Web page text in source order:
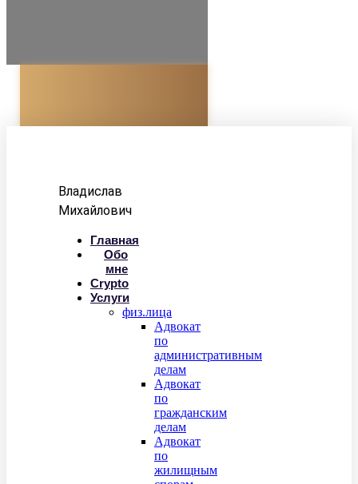
Владислав
Михайлович
Главная
Обо
мне
Crypto
Услуги
физ.лица
Адвокат
по
административным
делам
Адвокат
по
гражданским
делам
Адвокат
по
жилищным